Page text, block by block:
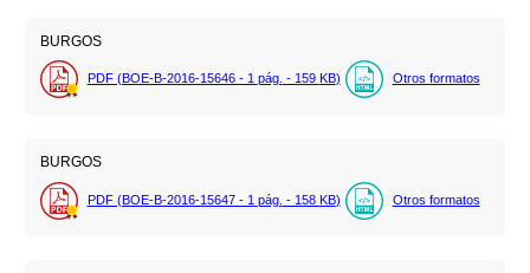
BURGOS
PDF (BOE-B-2016-15646 - 1 pág. - 159 KB) Otros formatos
BURGOS
PDF (BOE-B-2016-15647 - 1 pág. - 158 KB) Otros formatos